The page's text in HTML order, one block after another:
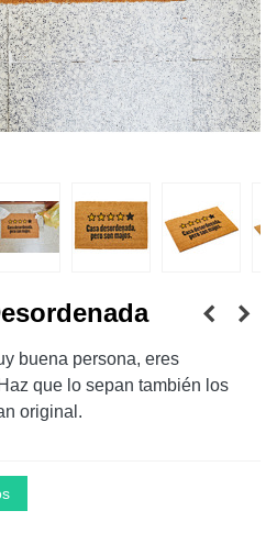
buena persona, eres
que lo sepan también los
original.